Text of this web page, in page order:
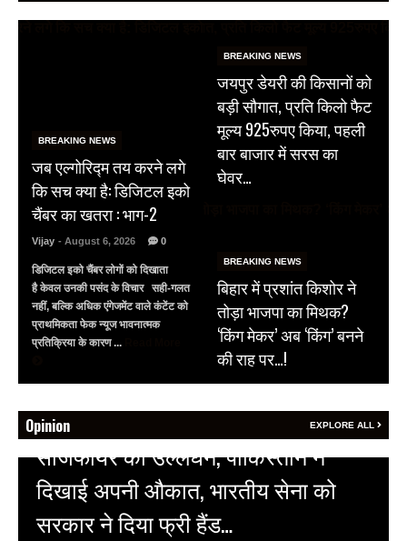
BREAKING NEWS
जब एल्गोरिद्म तय करने लगे
कि सच क्या है: डिजिटल इको
चैंबर का खतरा : भाग-2
Vijay - August 6, 2026 0
डिजिटल इको चैंबर लोगों को दिखाता
है केवल उनकी पसंद के विचार सही-गलत
नहीं, बल्कि अधिक एंगेजमेंट वाले कंटेंट को
प्राथमिकता फेक न्यूज भावनात्मक
प्रतिक्रिया के कारण ...
BREAKING NEWS
जयपुर डेयरी की किसानों को
बड़ी सौगात, प्रति किलो फैट
मूल्य 925रुपए किया, पहली
बार बाजार में सरस का
घेवर…
BREAKING NEWS
बिहार में प्रशांत किशोर ने
तोड़ा भाजपा का मिथक?
‘किंग मेकर’ अब ‘किंग’ बनने
की राह पर…!
Opinion EXPLORE ALL
HOT NEWS
अल्बर्ट हॉल पर राजस्थान दिवस समारोह,
राजस्थानी लोक कलाकारों ने बांधा समां…